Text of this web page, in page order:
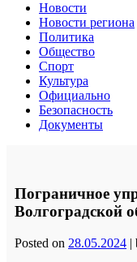
Новости
Новости региона
Политика
Общество
Спорт
Культура
Официально
Безопасность
Документы
Пограничное
Волгоградской
Posted on 28.05.2024 |